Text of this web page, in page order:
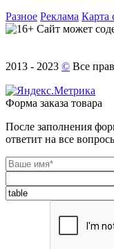
Разное Реклама Карта
Сайт может
2013 - 2023 © Все
Форма заказа товара
После заполнения
ответит на все